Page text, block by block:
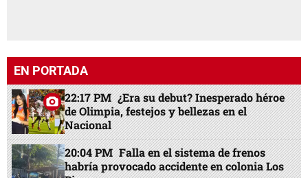
EN PORTADA
22:17 PM ¿Era su debut? Inesperado héroe
de Olimpia, festejos y bellezas en el
Nacional
20:04 PM Falla en el sistema de frenos
habría provocado accidente en colonia Los